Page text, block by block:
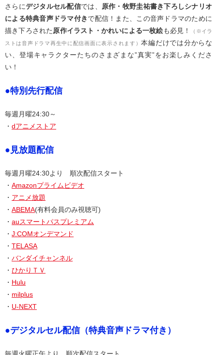
さらにデジタルセル配信では、 原作・牧野圭祐書き下ろしシナリオ
による特典音声ドラマ付きで配信！また、この音声ドラマのために
描き下ろされた原作イラスト・かれいによる一枚絵も必見！ （※イラ
ストは音声ドラマ再生中に配信画面に表示されます）本編だけでは分からな
い、登場キャラクターたちのさまざまな”真実”をお楽しみくださ
い！
●特別先行配信
毎週月曜24:30～
・ dアニメストア
●見放題配信
毎週月曜24:30より 順次配信スタート
・ Amazonプライムビデオ
・ アニメ放題
・ ABEMA(有料会員のみ視聴可)
・ auスマートパスプレミアム
・ J:COMオンデマンド
・ TELASA
・ バンダイチャンネル
・ ひかりＴＶ
・ Hulu
・ milplus
・ U-NEXT
●デジタルセル配信（特典音声ドラマ付き）